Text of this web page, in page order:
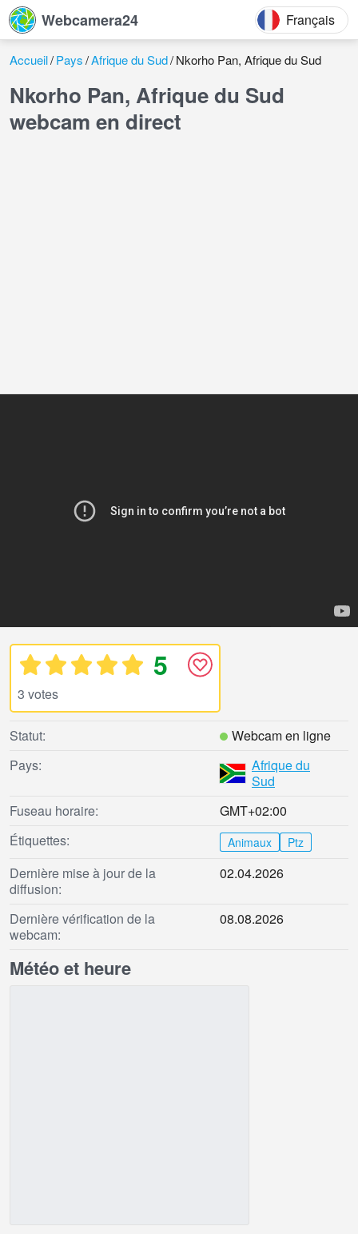
Webcamera24 Français
Accueil Pays Afrique du Sud Nkorho Pan, Afrique du Sud
Nkorho Pan, Afrique du Sud
webcam en direct
5
3 votes
Statut:
Webcam en ligne
Pays:
Afrique du
Sud
Fuseau horaire:
GMT+02:00
Étiquettes:
Animaux Ptz
Dernière mise à jour de la
diffusion:
02.04.2026
Dernière vérification de la
webcam:
08.08.2026
Météo et heure